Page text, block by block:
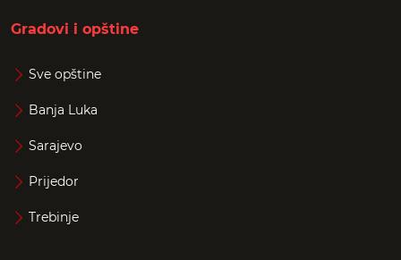
Gradovi i opštine
Sve opštine
Banja Luka
Sarajevo
Prijedor
Trebinje